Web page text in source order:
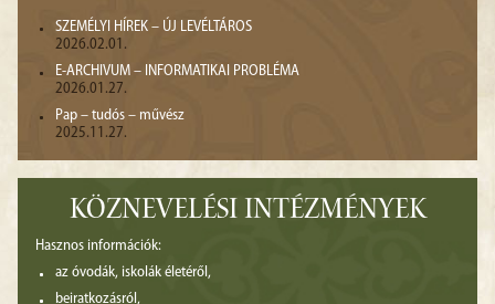
SZEMÉLYI HÍREK – ÚJ LEVÉLTÁROS
2026.02.01.
E-ARCHIVUM – INFORMATIKAI PROBLÉMA
2026.01.27.
Pap – tudós – művész
2025.11.27.
KÖZNEVELÉSI INTÉZMÉNYEK
Hasznos információk:
az óvodák, iskolák életéről,
beiratkozásról,